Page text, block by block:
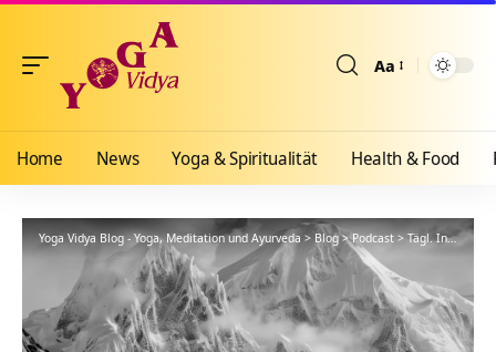
Aa
Home News Yoga & Spiritualität Health & Food
Yoga Vidya Blog - Yoga, Meditation und Ayurveda > Blog>Podcast>Tägl. Inspiration